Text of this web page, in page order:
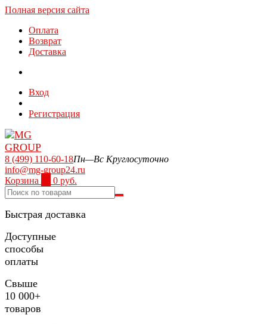
Полная версия сайта
Оплата
Возврат
Доставка
Вход
Регистрация
8 (499) 110-60-18Пн—Вс Круглосуточно
info@mg-group24.ru
Корзина
0 руб.
Быстрая доставка
Доступные
способы
оплаты
Свыше
10 000+
товаров